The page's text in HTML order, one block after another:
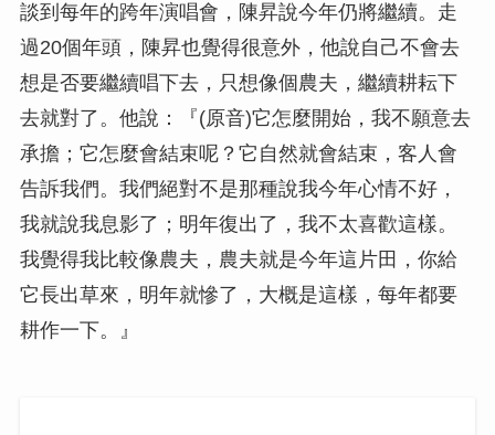
談到每年的跨年演唱會，陳昇說今年仍將繼續。走
過20個年頭，陳昇也覺得很意外，他說自己不會去
想是否要繼續唱下去，只想像個農夫，繼續耕耘下
去就對了。他說：『(原音)它怎麼開始，我不願意去
承擔；它怎麼會結束呢？它自然就會結束，客人會
告訴我們。我們絕對不是那種說我今年心情不好，
我就說我息影了；明年復出了，我不太喜歡這樣。
我覺得我比較像農夫，農夫就是今年這片田，你給
它長出草來，明年就慘了，大概是這樣，每年都要
耕作一下。』